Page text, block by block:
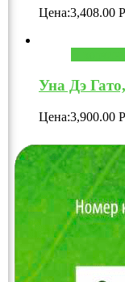
Цена:3,408.00 Р
Уна Дэ
Цена:3,900.00 Р